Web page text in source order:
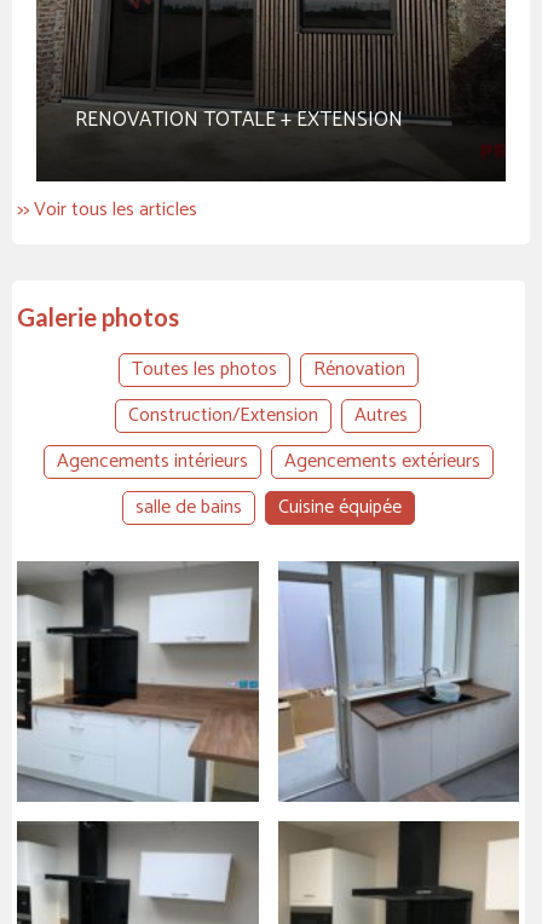
RENOVATION TOTALE + EXTENSION
>> Voir tous les articles
Galerie photos
Toutes les photos
Rénovation
Construction/Extension
Autres
Agencements intérieurs
Agencements extérieurs
salle de bains
Cuisine équipée